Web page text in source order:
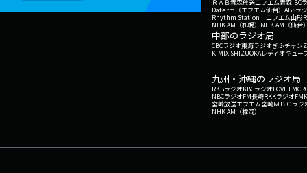
ＲＡＢ青森放送エフエム青森IBC
Date fm（エフエム仙台） ABSラ
Rhythm Station エフエム山形
NHK AM（札幌） NHK AM（仙台
中部のラジオ局
CBCラジオ東海ラジオぎふチャン
K-MIX SHIZUOKAレディオキュー
九州・沖縄のラジオ局
RKBラジオKBCラジオLOVE FM
NBCラジオFM長崎RKKラジオ
宮崎放送エフエム宮崎ＭＢＣラジ
NHK AM（福岡）